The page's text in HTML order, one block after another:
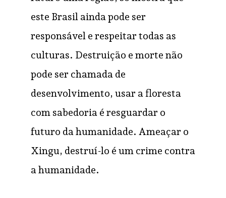
este Brasil ainda pode ser
responsável e respeitar todas as
culturas. Destruição e morte não
pode ser chamada de
desenvolvimento, usar a floresta
com sabedoria é resguardar o
futuro da humanidade. Ameaçar o
Xingu, destruí-lo é um crime contra
a humanidade.